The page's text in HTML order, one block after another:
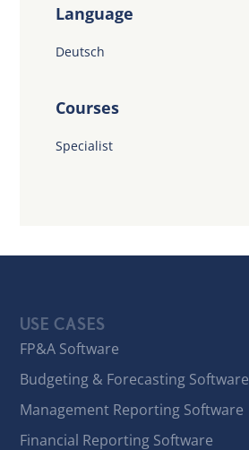
Language
Deutsch
Courses
Specialist
USE CASES
FP&A Software
Budgeting & Forecasting Software
Management Reporting Software
Financial Reporting Software